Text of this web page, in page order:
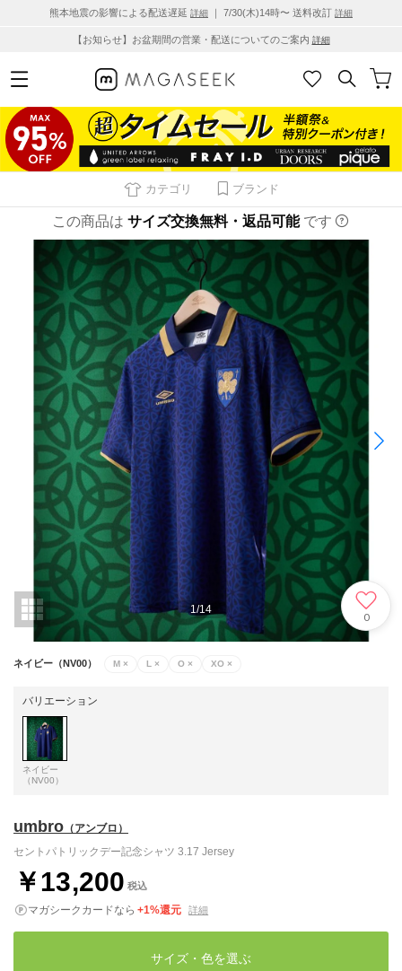
熊本地震の影響による配送遅延 詳細 ｜ 7/30(木)14時〜 送料改訂 詳細
【お知らせ】お盆期間の営業・配送についてのご案内 詳細
カテゴリ ブランド
この商品は サイズ交換無料・返品可能 です
1/14
0
ネイビー（NV00） M × L × O × XO ×
バリエーション
ネイビー
（NV00）
umbro （アンブロ）
セントパトリックデー記念シャツ 3.17 Jersey
￥13,200 税込
マガシークカードなら +1%還元 詳細
サイズ・色を選ぶ